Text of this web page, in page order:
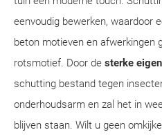
eenvoudig bewerken, waardoor
beton motieven en afwerkingen
rotsmotief. Door de sterke
schutting bestand tegen
onderhoudsarm en zal het in
blijven staan. Wilt u geen